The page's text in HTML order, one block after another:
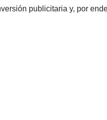
publicitaria y, por